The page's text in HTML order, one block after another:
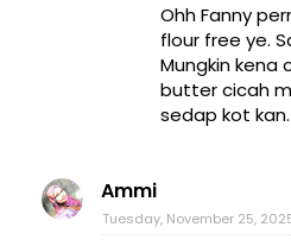
Ohh Fanny
flour free ye.
Mungkin kena
butter cicah
sedap kot kan.
Ammi
Tuesday, November 25,